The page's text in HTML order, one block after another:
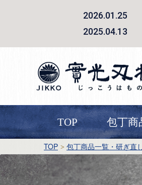
2026.01.25
2025.04.13
TOP 包丁商
TOP 包丁商品一覧・研ぎ直